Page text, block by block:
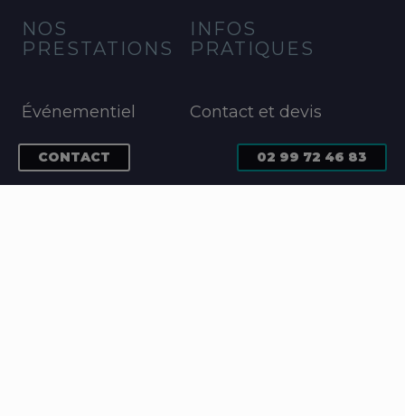
CONTACT 02 99 72 46 83
NOS
PRESTATIONS
Événementiel
Textile et objets
publicitaires
Décoration de
INFOS
PRATIQUES
Contact et devis
Plan du site
Mentions légales